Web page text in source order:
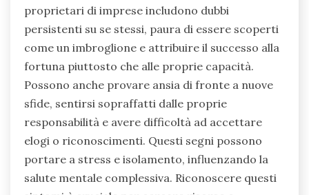
senza un adeguato recupero. I segni di burnout
includono esaurimento emotivo, prestazioni
ridotte e distacco dal lavoro. Lo stress normale
può risolversi con brevi pause o cambiamenti nel
carico di lavoro. Comprendere queste differenze
è cruciale per mantenere la salute mentale e la
produttività.
Quali sono i segni della sindrome
dell’impostore nei proprietari di